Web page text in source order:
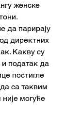
женске
да парирају
директних
Какву су
и податак да
постигле
са таквим
могуће